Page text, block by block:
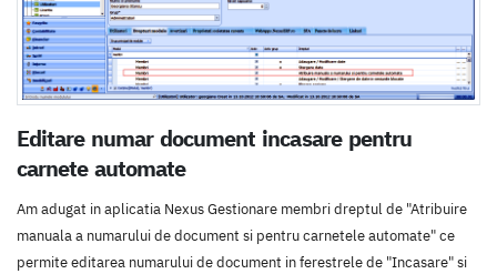
Editare numar document incasare pentru
carnete automate
Am adugat in aplicatia Nexus Gestionare membri dreptul de "Atribuire
manuala a numarului de document si pentru carnetele automate" ce
permite editarea numarului de document in ferestrele de "Incasare" si